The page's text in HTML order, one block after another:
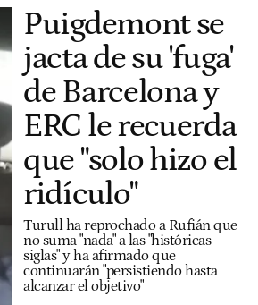
Puigdemont se
jacta de su 'fuga'
de Barcelona y
ERC le recuerda
que "solo hizo el
ridículo"
Turull ha reprochado a Rufián que
no suma "nada" a las "históricas
siglas" y ha afirmado que
continuarán "persistiendo hasta
alcanzar el objetivo"